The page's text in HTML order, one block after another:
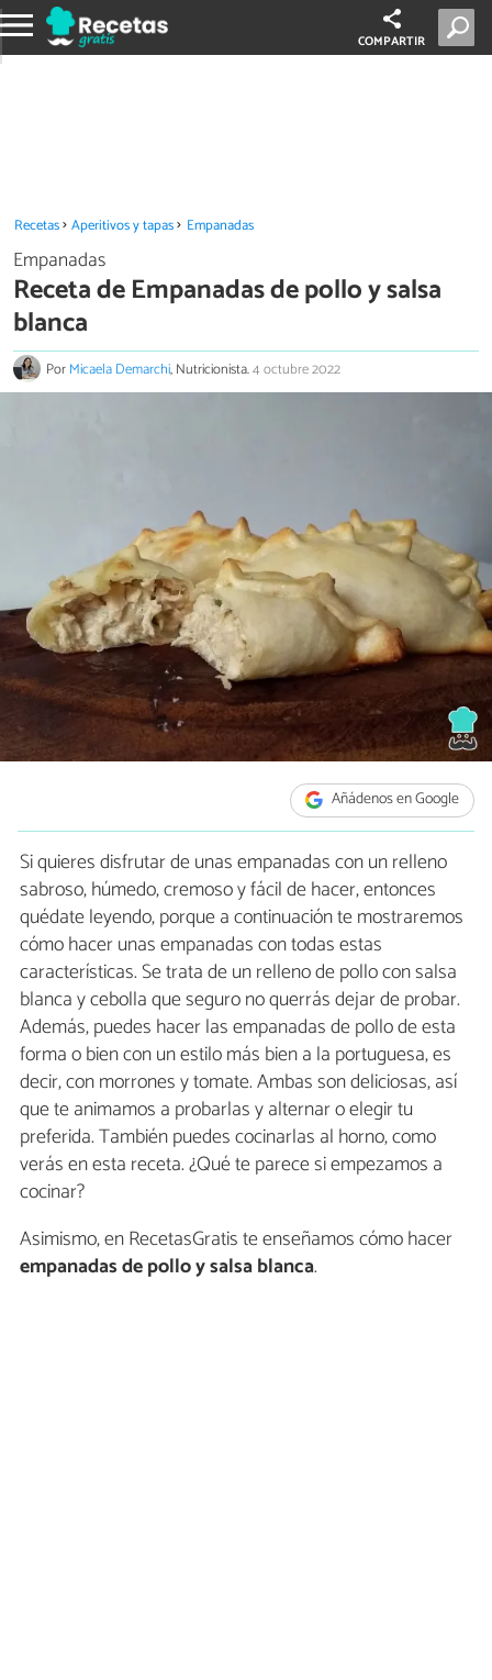
COMPARTIR
Recetas Aperitivos y tapas Empanadas
Empanadas
Receta de Empanadas de pollo y salsa
blanca
PorMicaela Demarchi, Nutricionista.4 octubre 2022
Añádenos en Google
Si quieres disfrutar de unas empanadas con un relleno
sabroso, húmedo, cremoso y fácil de hacer, entonces
quédate leyendo, porque a continuación te mostraremos
cómo hacer unas empanadas con todas estas
características. Se trata de un relleno de pollo con salsa
blanca y cebolla que seguro no querrás dejar de probar.
Además, puedes hacer las empanadas de pollo de esta
forma o bien con un estilo más bien a la portuguesa, es
decir, con morrones y tomate. Ambas son deliciosas, así
que te animamos a probarlas y alternar o elegir tu
preferida. También puedes cocinarlas al horno, como
verás en esta receta. ¿Qué te parece si empezamos a
cocinar?
Asimismo, en RecetasGratis te enseñamos cómo hacer
empanadas de pollo y salsa blanca.